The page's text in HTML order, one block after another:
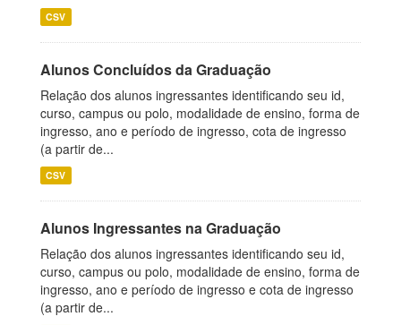
CSV
Alunos Concluídos da Graduação
Relação dos alunos ingressantes identificando seu id,
curso, campus ou polo, modalidade de ensino, forma de
ingresso, ano e período de ingresso, cota de ingresso
(a partir de...
CSV
Alunos Ingressantes na Graduação
Relação dos alunos ingressantes identificando seu id,
curso, campus ou polo, modalidade de ensino, forma de
ingresso, ano e período de ingresso e cota de ingresso
(a partir de...